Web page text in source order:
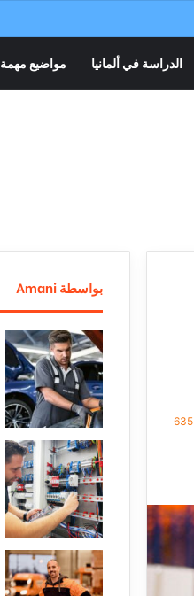
الدراسة في ألمانيا مواضيع مهمة
635
بواسطة Amani